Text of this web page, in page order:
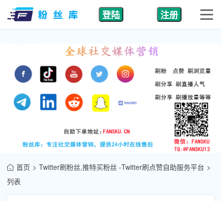
登陆 注册
首页
Twitter刷粉丝,推特买粉丝 -Twitter刷点赞自助服务平台
列表